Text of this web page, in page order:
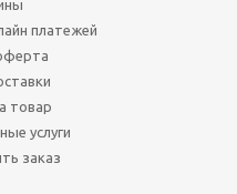
платежей
товар
услуги
заказ